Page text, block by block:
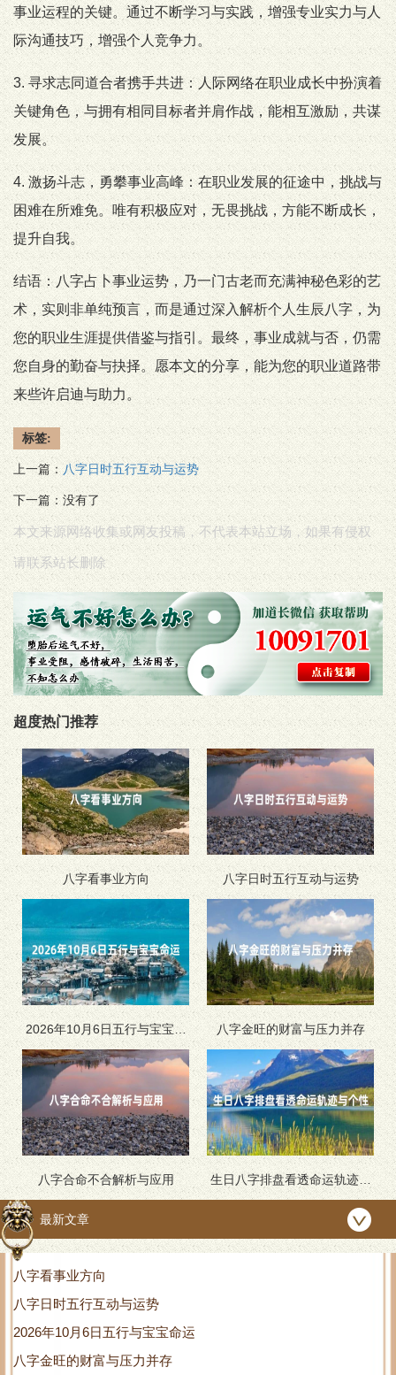
事业运程的关键。通过不断学习与实践，增强专业实力与人
际沟通技巧，增强个人竞争力。
3. 寻求志同道合者携手共进：人际网络在职业成长中扮演着
关键角色，与拥有相同目标者并肩作战，能相互激励，共谋
发展。
4. 激扬斗志，勇攀事业高峰：在职业发展的征途中，挑战与
困难在所难免。唯有积极应对，无畏挑战，方能不断成长，
提升自我。
结语：八字占卜事业运势，乃一门古老而充满神秘色彩的艺
术，实则非单纯预言，而是通过深入解析个人生辰八字，为
您的职业生涯提供借鉴与指引。最终，事业成就与否，仍需
您自身的勤奋与抉择。愿本文的分享，能为您的职业道路带
来些许启迪与助力。
标签:
上一篇： 八字日时五行互动与运势
下一篇：没有了
本文来源网络收集或网友投稿，不代表本站立场，如果有侵权
请联系站长删除
超度热门推荐
八字看事业方向 八字日时五行互动与运势
2026年10月6日五行与宝宝命
运
八字金旺的财富与压力并存
八字合命不合解析与应用
生日八字排盘看透命运轨迹与
个性
最新文章
八字看事业方向
八字日时五行互动与运势
2026年10月6日五行与宝宝命运
八字金旺的财富与压力并存